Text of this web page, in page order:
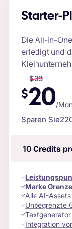
Starter-
Die All-in-
erledigt und
$39
$20/
Sparen Sie
10 Credits
Marke
Alle AI-
Unbegrenzte
Textgenerator
Integration